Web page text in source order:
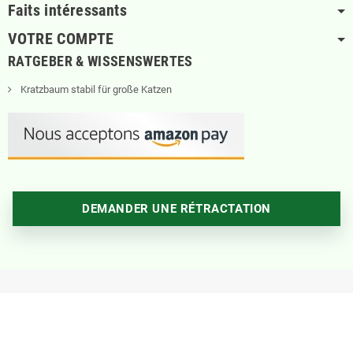
Faits intéressants
VOTRE COMPTE
RATGEBER & WISSENSWERTES
Kratzbaum stabil für große Katzen
DEMANDER UNE RÉTRACTATION